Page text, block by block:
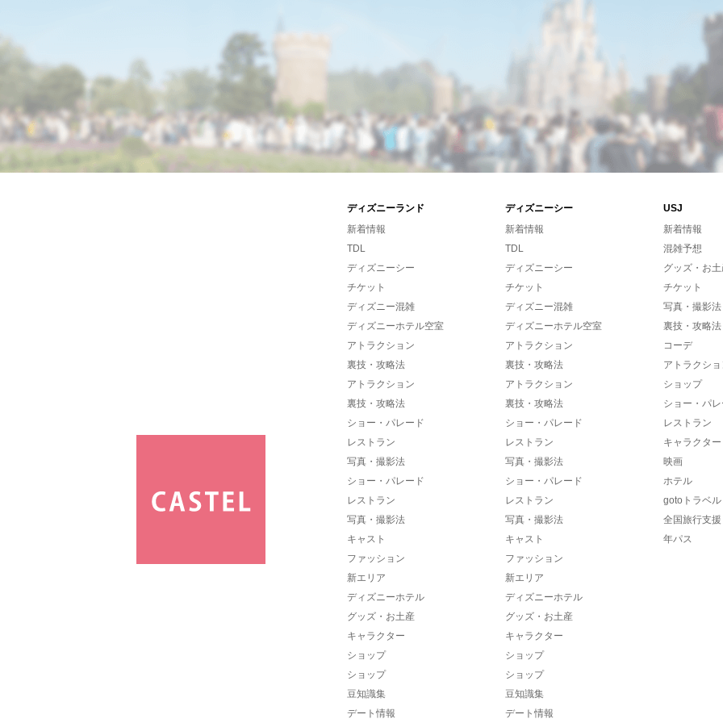
ディズニーランド ディズニーシー
USJ
新着情報
TDL
ディズニーシー
チケット
ディズニー混雑
ディズニーホテル空室
アトラクション
裏技・攻略法
アトラクション
裏技・攻略法
ショー・パレード
レストラン
写真・撮影法
ショー・パレード
レストラン
写真・撮影法
キャスト
ファッション
新エリア
ディズニーホテル
グッズ・お土産
キャラクター
ショップ
ショップ
豆知識集
デート情報
新着情報
TDL
ディズニーシー
チケット
ディズニー混雑
ディズニーホテル空室
アトラクション
裏技・攻略法
アトラクション
裏技・攻略法
ショー・パレード
レストラン
写真・撮影法
ショー・パレード
レストラン
写真・撮影法
キャスト
ファッション
新エリア
ディズニーホテル
グッズ・お土産
キャラクター
ショップ
ショップ
豆知識集
デート情報
新着情報
混雑予想
グッズ・お
チケット
写真・撮影法
裏技・攻略法
コーデ
アトラクシ
ショップ
ショー・パ
レストラン
キャラクター
映画
ホテル
gotoトラベル
全国旅行支援
年パス